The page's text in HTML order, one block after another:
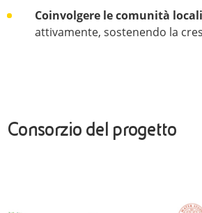
Coinvolgere le comunità
attivamente, sostenendo la
Consorzio del progetto